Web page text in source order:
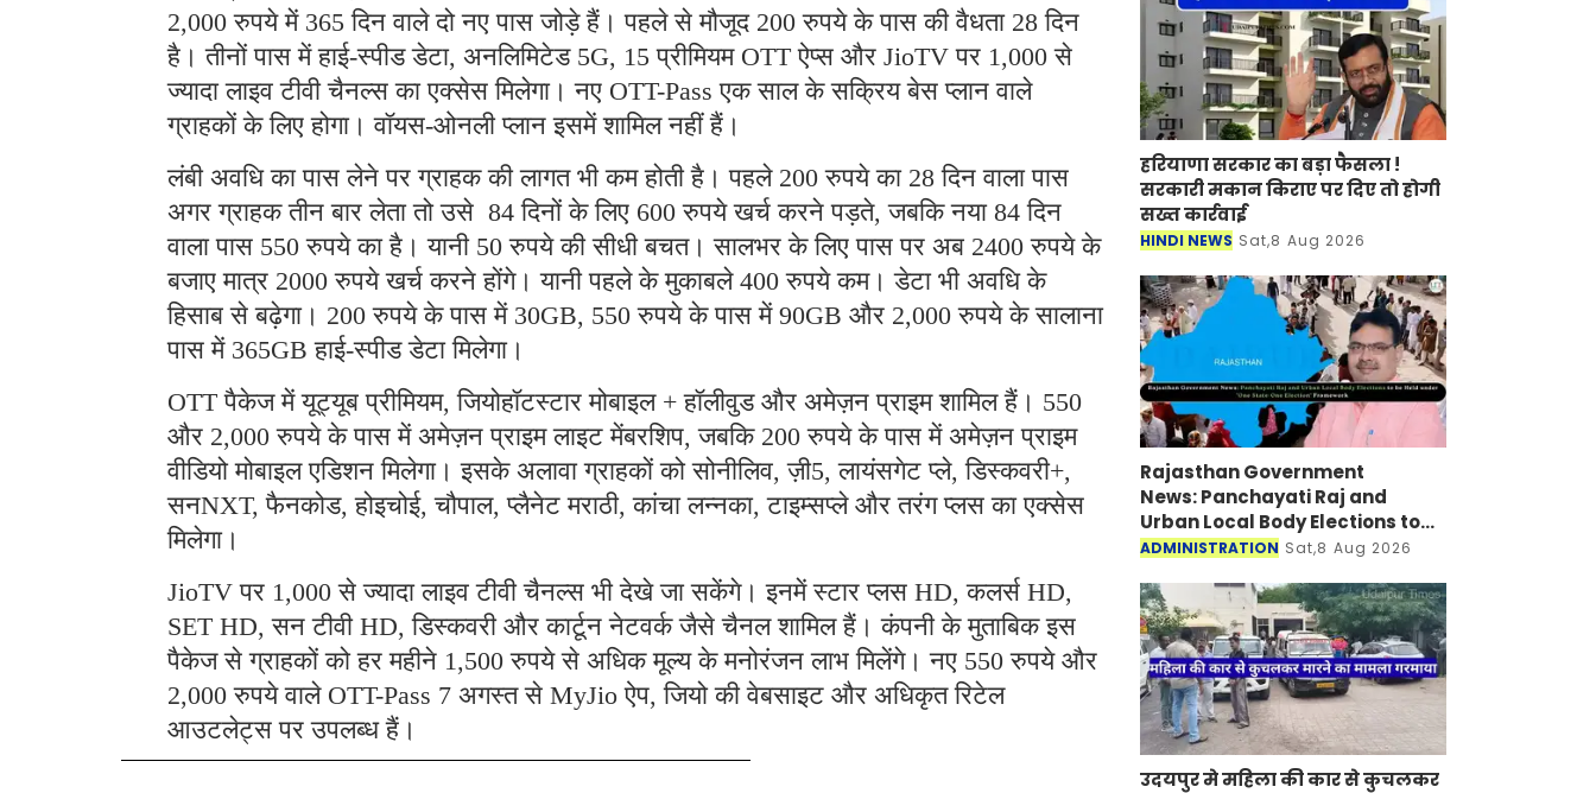
2,000 रुपये में 365 दिन वाले दो नए पास जोड़े हैं। पहले से मौजूद 200 रुपये के पास की वैधता 28 दिन
है। तीनों पास में हाई-स्पीड डेटा, अनलिमिटेड 5G, 15 प्रीमियम OTT ऐप्स और JioTV पर 1,000 से
ज्यादा लाइव टीवी चैनल्स का एक्सेस मिलेगा। नए OTT-Pass एक साल के सक्रिय बेस प्लान वाले
ग्राहकों के लिए होगा। वॉयस-ओनली प्लान इसमें शामिल नहीं हैं।
लंबी अवधि का पास लेने पर ग्राहक की लागत भी कम होती है। पहले 200 रुपये का 28 दिन वाला पास
अगर ग्राहक तीन बार लेता तो उसे 84 दिनों के लिए 600 रुपये खर्च करने पड़ते, जबकि नया 84 दिन
वाला पास 550 रुपये का है। यानी 50 रुपये की सीधी बचत। सालभर के लिए पास पर अब 2400 रुपये के
बजाए मात्र 2000 रुपये खर्च करने होंगे। यानी पहले के मुकाबले 400 रुपये कम। डेटा भी अवधि के
हिसाब से बढ़ेगा। 200 रुपये के पास में 30GB, 550 रुपये के पास में 90GB और 2,000 रुपये के सालाना
पास में 365GB हाई-स्पीड डेटा मिलेगा।
OTT पैकेज में यूट्यूब प्रीमियम, जियोहॉटस्टार मोबाइल + हॉलीवुड और अमेज़न प्राइम शामिल हैं। 550
और 2,000 रुपये के पास में अमेज़न प्राइम लाइट मेंबरशिप, जबकि 200 रुपये के पास में अमेज़न प्राइम
वीडियो मोबाइल एडिशन मिलेगा। इसके अलावा ग्राहकों को सोनीलिव, ज़ी5, लायंसगेट प्ले, डिस्कवरी+,
सनNXT, फैनकोड, होइचोई, चौपाल, प्लैनेट मराठी, कांचा लन्नका, टाइम्सप्ले और तरंग प्लस का एक्सेस
मिलेगा।
JioTV पर 1,000 से ज्यादा लाइव टीवी चैनल्स भी देखे जा सकेंगे। इनमें स्टार प्लस HD, कलर्स HD,
SET HD, सन टीवी HD, डिस्कवरी और कार्टून नेटवर्क जैसे चैनल शामिल हैं। कंपनी के मुताबिक इस
पैकेज से ग्राहकों को हर महीने 1,500 रुपये से अधिक मूल्य के मनोरंजन लाभ मिलेंगे। नए 550 रुपये और
2,000 रुपये वाले OTT-Pass 7 अगस्त से MyJio ऐप, जियो की वेबसाइट और अधिकृत रिटेल
आउटलेट्स पर उपलब्ध हैं।
हरियाणा सरकार का बड़ा फैसला !
सरकारी मकान किराए पर दिए तो होगी
सख्त कार्रवाई
HINDI NEWS Sat,8 Aug 2026
Rajasthan Government
News: Panchayati Raj and
Urban Local Body Elections to
be Held under 'One State-One
ADMINISTRATION Sat,8 Aug 2026
उदयपुर मे महिला की कार से कुचलकर